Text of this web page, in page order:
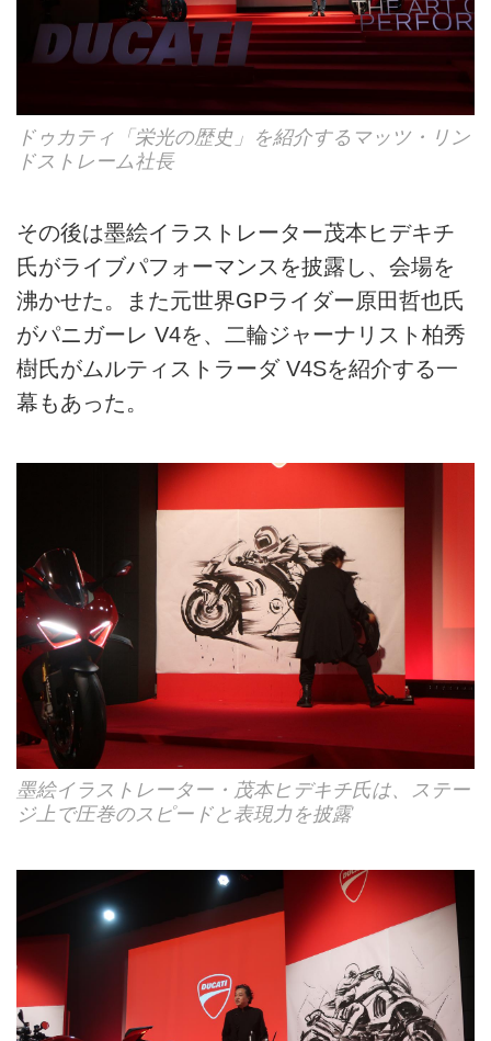
ドゥカティ「栄光の歴史」を紹介するマッツ・リン
ドストレーム社長
その後は墨絵イラストレーター茂本ヒデキチ
氏がライブパフォーマンスを披露し、会場を
沸かせた。また元世界GPライダー原田哲也氏
がパニガーレ V4を、二輪ジャーナリスト柏秀
樹氏がムルティストラーダ V4Sを紹介する一
幕もあった。
墨絵イラストレーター・茂本ヒデキチ氏は、ステー
ジ上で圧巻のスピードと表現力を披露